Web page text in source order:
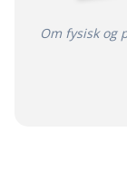
Om fysisk og